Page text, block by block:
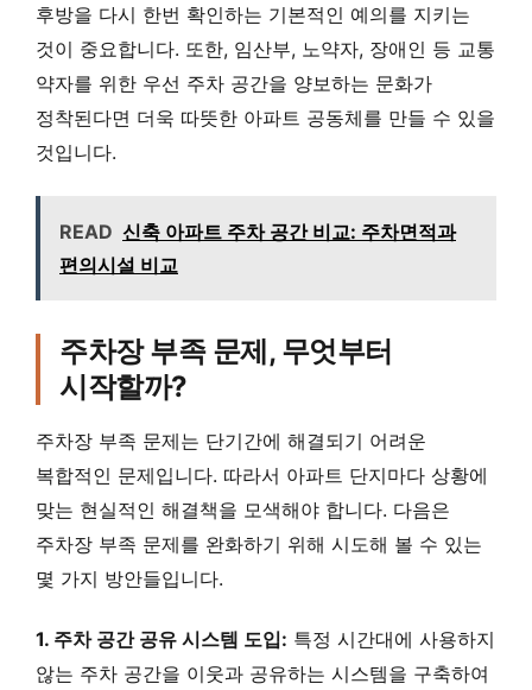
후방을 다시 한번 확인하는 기본적인 예의를 지키는
것이 중요합니다. 또한, 임산부, 노약자, 장애인 등 교통
약자를 위한 우선 주차 공간을 양보하는 문화가
정착된다면 더욱 따뜻한 아파트 공동체를 만들 수 있을
것입니다.
READ 신축 아파트 주차 공간 비교: 주차면적과
편의시설 비교
주차장 부족 문제, 무엇부터
시작할까?
주차장 부족 문제는 단기간에 해결되기 어려운
복합적인 문제입니다. 따라서 아파트 단지마다 상황에
맞는 현실적인 해결책을 모색해야 합니다. 다음은
주차장 부족 문제를 완화하기 위해 시도해 볼 수 있는
몇 가지 방안들입니다.
1. 주차 공간 공유 시스템 도입: 특정 시간대에 사용하지
않는 주차 공간을 이웃과 공유하는 시스템을 구축하여